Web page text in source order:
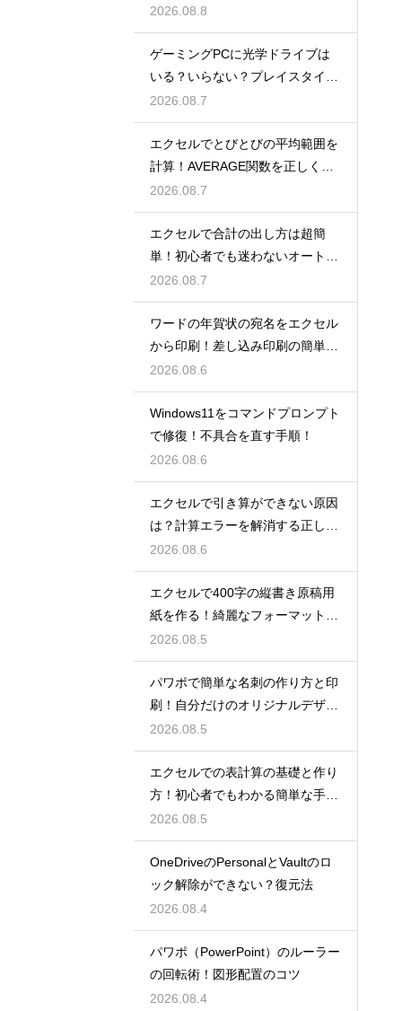
解説
2026.08.8
ゲーミングPCに光学ドライブは
いる？いらない？プレイスタイル
で判断
2026.08.7
エクセルでとびとびの平均範囲を
計算！AVERAGE関数を正しく使
うコツ
2026.08.7
エクセルで合計の出し方は超簡
単！初心者でも迷わないオートS
UM術！
2026.08.7
ワードの年賀状の宛名をエクセル
から印刷！差し込み印刷の簡単手
順！
2026.08.6
Windows11をコマンドプロンプト
で修復！不具合を直す手順！
2026.08.6
エクセルで引き算ができない原因
は？計算エラーを解消する正しい
手順
2026.08.6
エクセルで400字の縦書き原稿用
紙を作る！綺麗なフォーマット
術！
2026.08.5
パワポで簡単な名刺の作り方と印
刷！自分だけのオリジナルデザイ
ン
2026.08.5
エクセルでの表計算の基礎と作り
方！初心者でもわかる簡単な手順
を紹介
2026.08.5
OneDriveのPersonalとVaultのロ
ック解除ができない？復元法
2026.08.4
パワポ（PowerPoint）のルーラー
の回転術！図形配置のコツ
2026.08.4